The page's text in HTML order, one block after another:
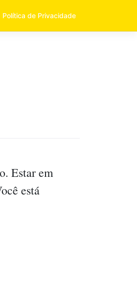
Política de Privacidade
Estar em
está